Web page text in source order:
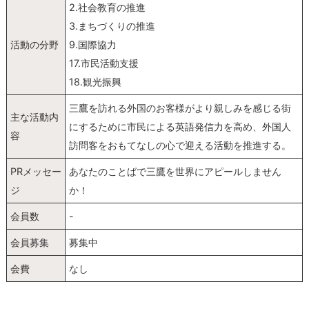
活動の分野
2.社会教育の推進
3.まちづくりの推進
9.国際協力
17.市民活動支援
18.観光振興
主な活動内
容
三鷹を訪れる外国のお客様がより親しみを感じる街
にするために市民による英語発信力を高め、外国人
訪問客をおもてなしの心で迎える活動を推進する。
PRメッセー
ジ
あなたのことばで三鷹を世界にアピールしません
か！
会員数 -
会員募集 募集中
会費 なし